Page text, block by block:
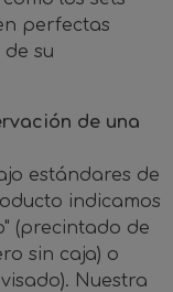
perfectas
su
de una
estándares de
indicamos
(precintado de
sin caja) o
Nuestra